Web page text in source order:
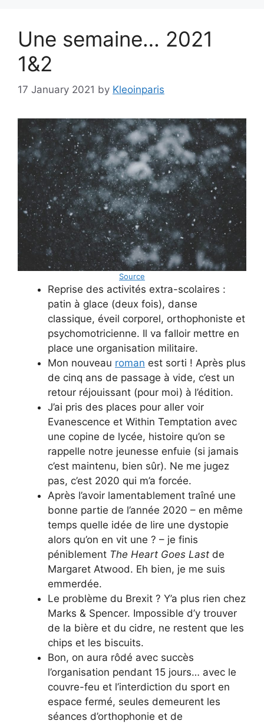
Une semaine… 2021
1&2
17 January 2021 by Kleoinparis
Source
Reprise des activités extra-scolaires :
patin à glace (deux fois), danse
classique, éveil corporel, orthophoniste et
psychomotricienne. Il va falloir mettre en
place une organisation militaire.
Mon nouveau roman est sorti ! Après plus
de cinq ans de passage à vide, c’est un
retour réjouissant (pour moi) à l’édition.
J’ai pris des places pour aller voir
Evanescence et Within Temptation avec
une copine de lycée, histoire qu’on se
rappelle notre jeunesse enfuie (si jamais
c’est maintenu, bien sûr). Ne me jugez
pas, c’est 2020 qui m’a forcée.
Après l’avoir lamentablement traîné une
bonne partie de l’année 2020 – en même
temps quelle idée de lire une dystopie
alors qu’on en vit une ? – je finis
péniblement The Heart Goes Last de
Margaret Atwood. Eh bien, je me suis
emmerdée.
Le problème du Brexit ? Y’a plus rien chez
Marks & Spencer. Impossible d’y trouver
de la bière et du cidre, ne restent que les
chips et les biscuits.
Bon, on aura rôdé avec succès
l’organisation pendant 15 jours… avec le
couvre-feu et l’interdiction du sport en
espace fermé, seules demeurent les
séances d’orthophonie et de